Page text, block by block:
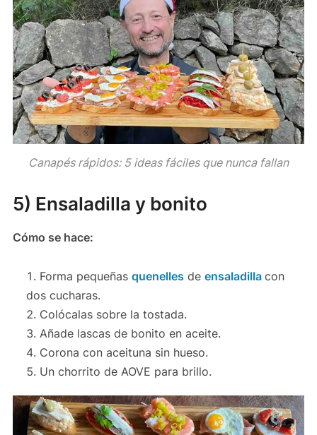
Canapés rápidos: 5 ideas fáciles que nunca fallan
5) Ensaladilla y bonito
Cómo se hace:
Forma pequeñasquenelles deensaladillacon
dos cucharas.
Colócalas sobre la tostada.
Añade lascas de bonito en aceite.
Corona con aceituna sin hueso.
Un chorrito de AOVE para brillo.